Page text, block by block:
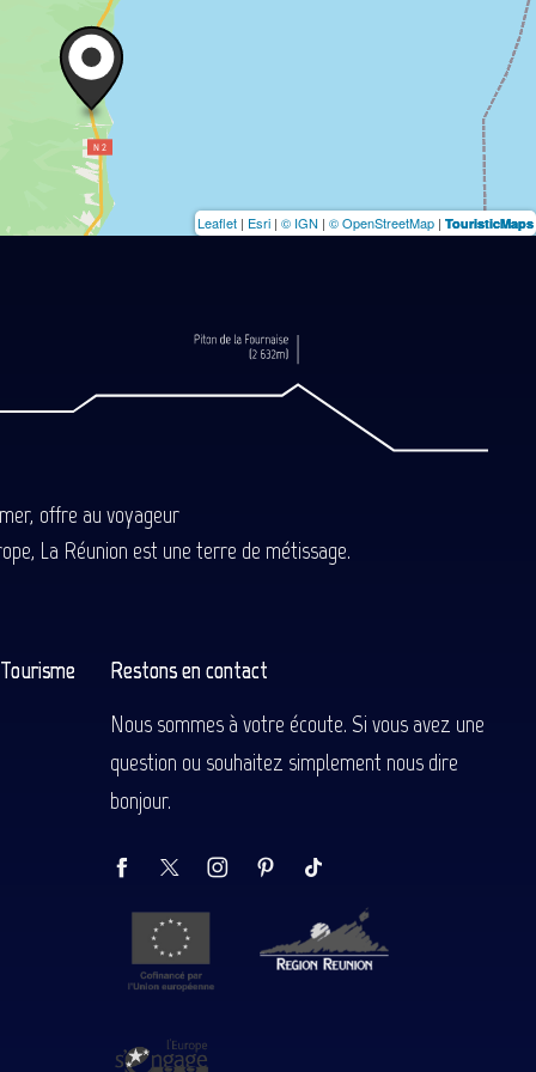
Leaflet | Esri | © IGN | © OpenStreetMap | TouristicMaps
offre au voyageur
La Réunion est une terre de métissage.
Restons en contact
Nous sommes à votre écoute. Si vous avez une
question ou souhaitez simplement nous dire
bonjour.